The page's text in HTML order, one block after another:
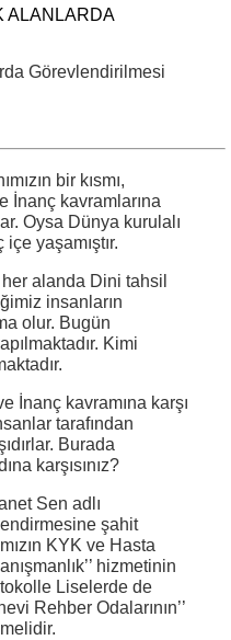
ALANLARDA
Görevlendirilmesi
bir kısmı,
İnanç kavramlarına
Oysa Dünya kurulalı
yaşamıştır.
her alanda Dini tahsil
insanların
olur. Bugün
Kimi
İnanç kavramına karşı
tarafından
Burada
karşısınız?
Sen adlı
şahit
KYK ve Hasta
hizmetinin
Liselerde de
Rehber Odalarının’’